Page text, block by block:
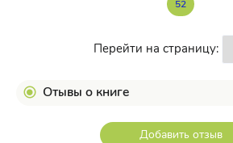
52
Перейти на страницу:
Отывы о книге
Добавить отзыв